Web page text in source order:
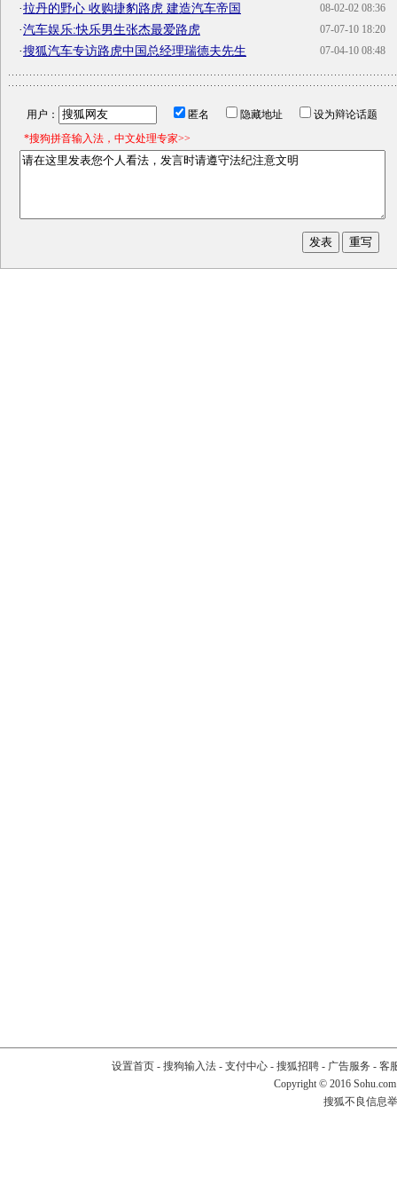
08-02-02 08:36
·拉丹的野心 收购捷豹路虎 建造汽车帝国
07-07-10 18:20
·汽车娱乐:快乐男生张杰最爱路虎
07-04-10 08:48
·搜狐汽车专访路虎中国总经理瑞德夫先生
用户： 匿名 隐藏地址
设为辩论话题
*搜狗拼音输入法，中文处理专家>>
设置首页- 搜狗输入法- 支付中心- 搜狐招聘- 广告服务 - 客
Copyright © 2016
搜狐不良信息